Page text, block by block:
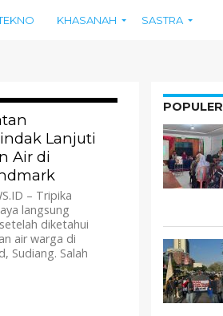
KHASANAH SASTRA
Lanjuti
Air di
– Tripika
langsung
diketahui
air warga di
Sudiang. Salah
POPULER